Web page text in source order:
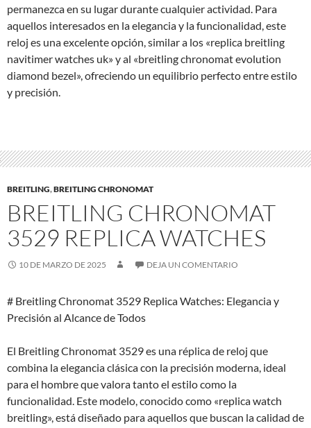
permanezca en su lugar durante cualquier actividad. Para
aquellos interesados en la elegancia y la funcionalidad, este
reloj es una excelente opción, similar a los «replica breitling
navitimer watches uk» y al «breitling chronomat evolution
diamond bezel», ofreciendo un equilibrio perfecto entre estilo
y precisión.
BREITLING,BREITLING CHRONOMAT
BREITLING CHRONOMAT
3529 REPLICA WATCHES
10 DE MARZO DE 2025 DEJA UN COMENTARIO
# Breitling Chronomat 3529 Replica Watches: Elegancia y
Precisión al Alcance de Todos
El Breitling Chronomat 3529 es una réplica de reloj que
combina la elegancia clásica con la precisión moderna, ideal
para el hombre que valora tanto el estilo como la
funcionalidad. Este modelo, conocido como «replica watch
breitling», está diseñado para aquellos que buscan la calidad de